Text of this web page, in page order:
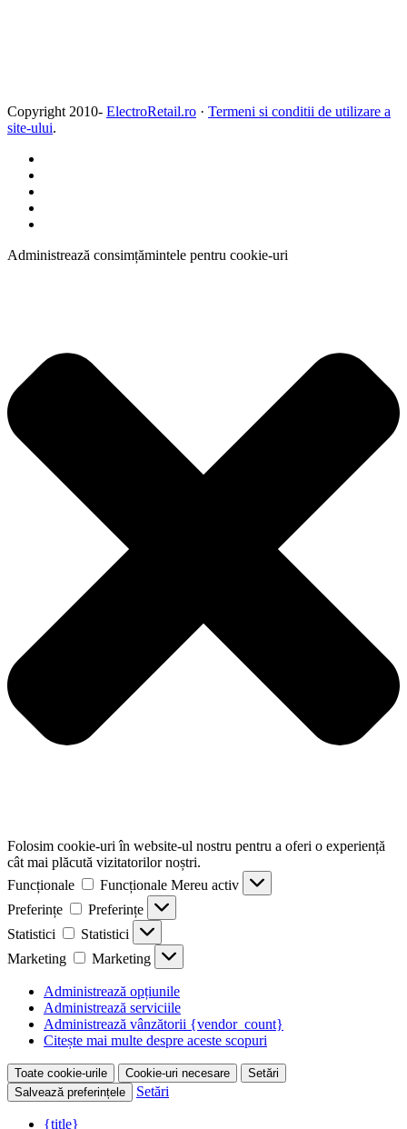
Copyright 2010- ElectroRetail.ro · Termeni si conditii de utilizare a
site-ului.
Administrează consimțămintele pentru cookie-uri
Folosim cookie-uri în website-ul nostru pentru a oferi o experiență
cât mai plăcută vizitatorilor noștri.
Funcționale
Funcționale Mereu activ
Preferințe
Preferințe
Statistici
Statistici
Marketing
Marketing
Administrează opțiunile
Administrează serviciile
Administrează vânzătorii {vendor_count}
Citește mai multe despre aceste scopuri
Toate cookie-urile Cookie-uri necesare
Setări
Salvează preferințele
Setări
{title}